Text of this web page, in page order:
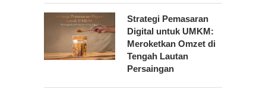
Strategi Pemasaran
Digital untuk UMKM:
Meroketkan Omzet di
Tengah Lautan
Persaingan